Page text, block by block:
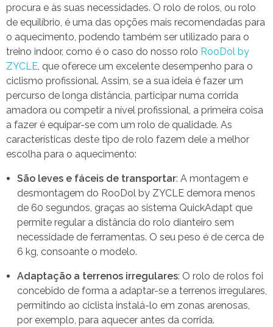
procura e às suas necessidades. O rolo de rolos, ou rolo
de equilíbrio, é uma das opções mais recomendadas para
o aquecimento, podendo também ser utilizado para o
treino indoor, como é o caso do nosso rolo RooDol by
ZYCLE, que oferece um excelente desempenho para o
ciclismo profissional. Assim, se a sua ideia é fazer um
percurso de longa distância, participar numa corrida
amadora ou competir a nível profissional, a primeira coisa
a fazer é equipar-se com um rolo de qualidade. As
características deste tipo de rolo fazem dele a melhor
escolha para o aquecimento:
São leves e fáceis de transportar: A montagem e
desmontagem do RooDol by ZYCLE demora menos
de 60 segundos, graças ao sistema QuickAdapt que
permite regular a distância do rolo dianteiro sem
necessidade de ferramentas. O seu peso é de cerca de
6 kg, consoante o modelo.
Adaptação a terrenos irregulares: O rolo de rolos foi
concebido de forma a adaptar-se a terrenos irregulares,
permitindo ao ciclista instalá-lo em zonas arenosas,
por exemplo, para aquecer antes da corrida.